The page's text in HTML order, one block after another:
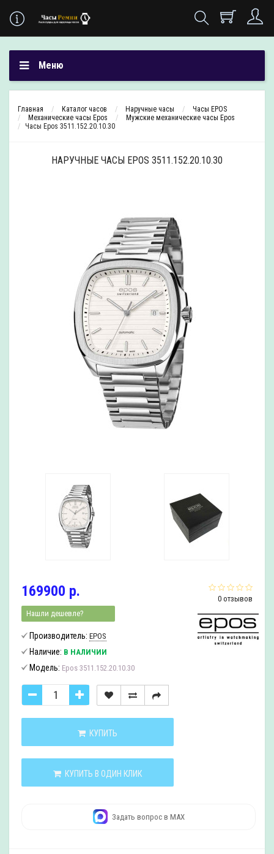
Меню
Главная Каталог часов Наручные часы
Часы EPOS
Механические часы Epos
Мужские механические часы Epos
Часы Epos 3511.152.20.10.30
НАРУЧНЫЕ ЧАСЫ EPOS 3511.152.20.10.30
0 отзывов
169900 р.
Нашли дешевле?
Производитель: EPOS
Наличие: В НАЛИЧИИ
Модель: Epos 3511.152.20.10.30
КУПИТЬ
КУПИТЬ В ОДИН КЛИК
Задать вопрос в MAX